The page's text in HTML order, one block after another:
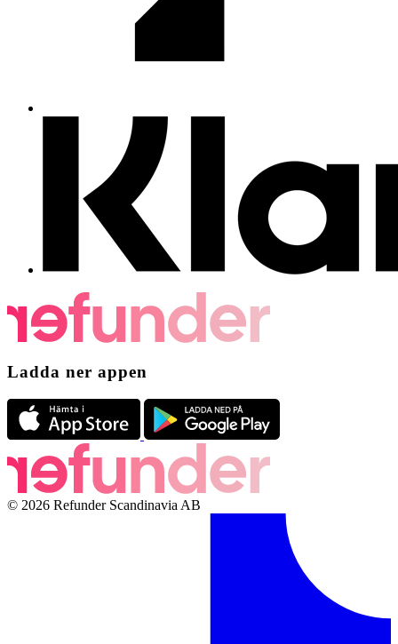
Ladda ner appen
© 2026 Refunder Scandinavia AB